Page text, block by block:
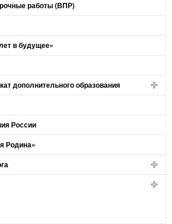
работы (ВПР)
в будущее»
дополнительного образования
России
Родина»